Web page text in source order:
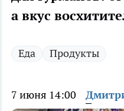
а вкус
Еда Продукты
7 июня 14:00